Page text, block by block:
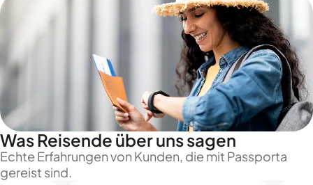
Was Reisende über uns sagen
Echte Erfahrungen von Kunden, die mit Passporta
gereist sind.